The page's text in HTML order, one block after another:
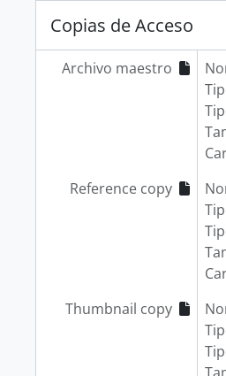
Copias de Acceso
Archivo maestro
Reference copy
Thumbnail copy